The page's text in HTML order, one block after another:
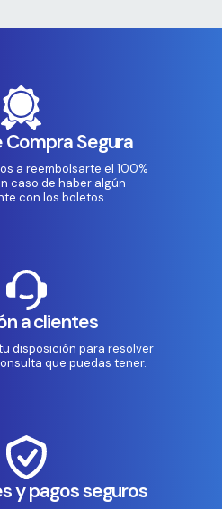
Compra Segura
a reembolsarte el 100%
caso de haber algún
con los boletos.
a clientes
disposición para resolver
que puedas tener.
y pagos seguros